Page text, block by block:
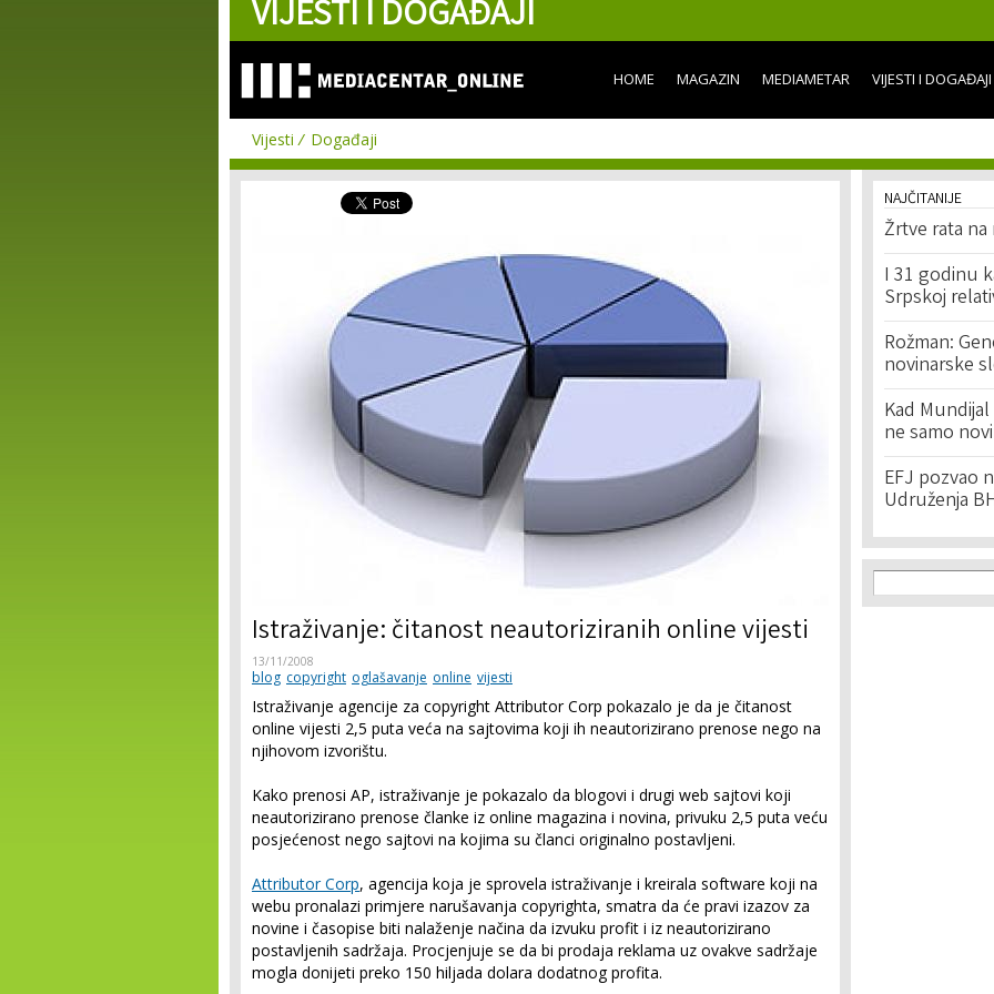
content
VIJESTI I DOGAĐAJI
HOME MAGAZIN MEDIAMETAR VIJESTI I DOGAĐAJI
Vijesti Događaji
Istraživanje: čitanost neautoriziranih online vijesti
13/11/2008
blog copyright oglašavanje online vijesti
Istraživanje agencije za copyright Attributor Corp pokazalo je da je čitanost
online vijesti 2,5 puta veća na sajtovima koji ih neautorizirano prenose nego na
njihovom izvorištu.
Kako prenosi AP, istraživanje je pokazalo da blogovi i drugi web sajtovi koji
neautorizirano prenose članke iz online magazina i novina, privuku 2,5 puta veću
posjećenost nego sajtovi na kojima su članci originalno postavljeni.
Attributor Corp, agencija koja je sprovela istraživanje i kreirala software koji na
webu pronalazi primjere narušavanja copyrighta, smatra da će pravi izazov za
novine i časopise biti nalaženje načina da izvuku profit i iz neautorizirano
postavljenih sadržaja. Procjenjuje se da bi prodaja reklama uz ovakve sadržaje
mogla donijeti preko 150 hiljada dolara dodatnog profita.
NAJČITANIJE
Žrtve rata
I 31 godinu
Srpskoj
Rožman:
novinarske
Kad
ne samo
EFJ pozvao
Udruženja
Search
Search